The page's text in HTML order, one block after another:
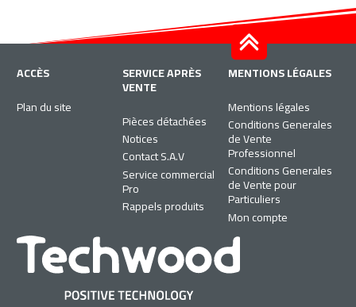
ACCÈS
Plan du site
SERVICE APRÈS
VENTE
Pièces détachées
Notices
Contact S.A.V
Service commercial
Pro
Rappels produits
MENTIONS LÉGALES
Mentions légales
Conditions Generales
de Vente
Professionnel
Conditions Generales
de Vente pour
Particuliers
Mon compte